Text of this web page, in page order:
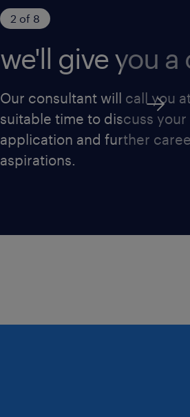
2 of 8
we'll give you a
Our consultant will call you
suitable time to discuss your
application and further
aspirations.